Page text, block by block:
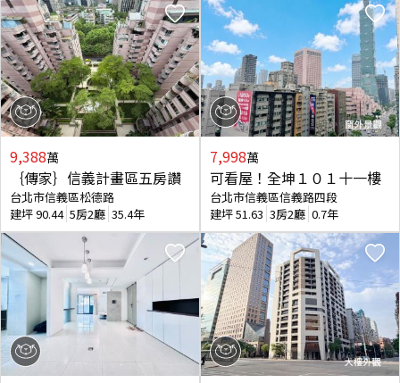
9,388萬
｛傳家｝信義計畫區五房讚
台北市信義區松德路
建坪90.44 5房2廳 35.4年
7,998萬
可看屋！全坤１０１十一樓
台北市信義區信義路四段
建坪51.63 3房2廳 0.7年